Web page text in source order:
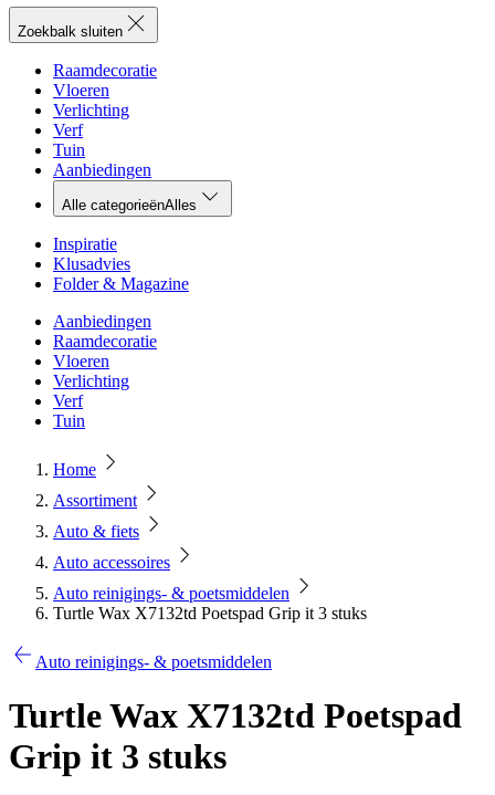
Zoekbalk sluiten
Raamdecoratie
Vloeren
Verlichting
Verf
Tuin
Aanbiedingen
Alle categorieënAlles
Inspiratie
Klusadvies
Folder & Magazine
Aanbiedingen
Raamdecoratie
Vloeren
Verlichting
Verf
Tuin
Home
Assortiment
Auto & fiets
Auto accessoires
Auto reinigings- & poetsmiddelen
Turtle Wax X7132td Poetspad Grip it 3 stuks
Auto reinigings- & poetsmiddelen
Turtle Wax X7132td Poetspad
Grip it 3 stuks